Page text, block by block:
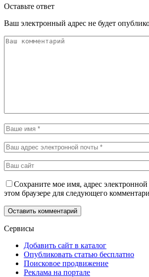
Оставьте ответ
Ваш электронный адрес не будет
Сохраните мое имя, адрес
этом браузере для следующего
Сервисы
Добавить сайт в каталог
Опубликовать статью бесплатно
Поисковое продвижение
Реклама на портале